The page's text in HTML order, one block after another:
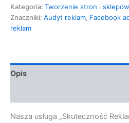
Kategoria: Tworzenie stron i
Znaczniki: Audyt reklam, Facebook
reklam
Opis
Nasza usługa „Skuteczność